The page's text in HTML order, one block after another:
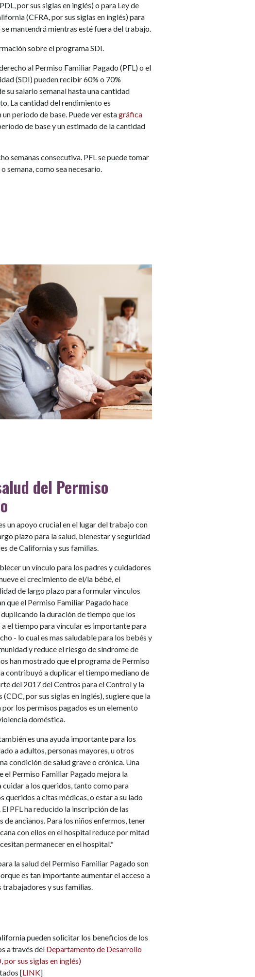
por sus siglas en inglés) o para Ley de
(CFRA, por sus siglas en inglés) para
mantendrá mientras esté fuera del trabajo.
sobre el programa SDI.
al Permiso Familiar Pagado (PFL) o el
(SDI) pueden recibir 60% o 70%
su salario semanal hasta una cantidad
La cantidad del rendimiento es
periodo de base. Puede ver estagráfica
de base y un estimado de la cantidad
semanas consecutiva. PFL se puede tomar
semana, como sea necesario.
del Permiso
un apoyo crucial en el lugar del trabajo con
plazo para la salud, bienestar y seguridad
de California y sus familias.
un vínculo para los padres y cuidadores
el crecimiento de el/la bébé, el
de largo plazo para formular vínculos
que el Permiso Familiar Pagado hace
la duración de tiempo que los
el tiempo para vincular es importante para
- lo cual es mas saludable para los bebés y
y reduce el riesgo de síndrome de
han mostrado que el programa de Permiso
contribuyó a duplicar el tiempo mediano de
del 2017 del Centros para el Control y la
por sus siglas en inglés), sugiere que la
los permisos pagados es un elemento
doméstica.
es una ayuda importante para los
a adultos, personas mayores, u otros
condición de salud grave o crónica. Una
el Permiso Familiar Pagado mejora la
a los queridos, tanto como para
queridos a citas médicas, o estar a su lado
PFL ha reducido la inscripción de las
de ancianos. Para los niños enfermos, tener
con ellos en el hospital reduce por mitad
permanecer en el hospital.*
la salud del Permiso Familiar Pagado son
es tan importante aumentar el acceso a
y sus familias.
pueden solicitar los beneficios de los
a través del Departamento de Desarrollo
por sus siglas en inglés)
[LINK]